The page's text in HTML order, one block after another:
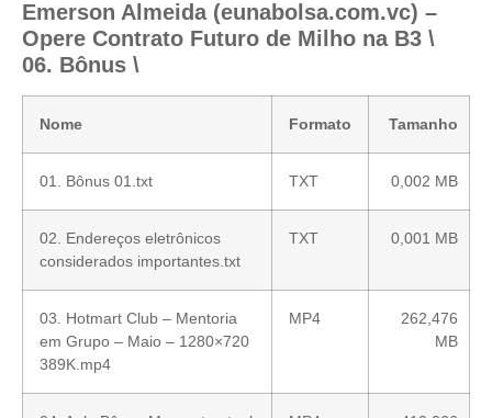
Emerson Almeida (eunabolsa.com.vc) –
Opere Contrato Futuro de Milho na B3 \
06. Bônus \
Nome Formato Tamanho
01. Bônus 01.txt TXT 0,002 MB
02. Endereços eletrônicos
considerados importantes.txt
TXT 0,001 MB
03. Hotmart Club – Mentoria
em Grupo – Maio – 1280×720
389K.mp4
MP4
262,476
MB